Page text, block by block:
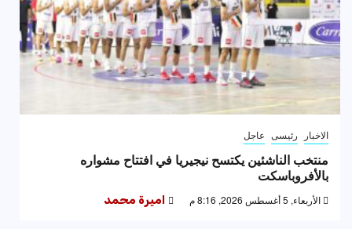
الاخبار رئيسى عاجل
منتخب الناشئين يكتسح نيجيريا في افتتاح مشواره
بالأفروباسكت
الأربعاء, 5 أغسطس 2026, 8:16 م اميرة محمد